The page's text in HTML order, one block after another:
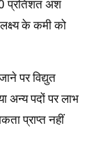
प्रतिशत अंश
के कमी को
पर विद्युत
अन्य पदों पर लाभ
प्राप्त नहीं